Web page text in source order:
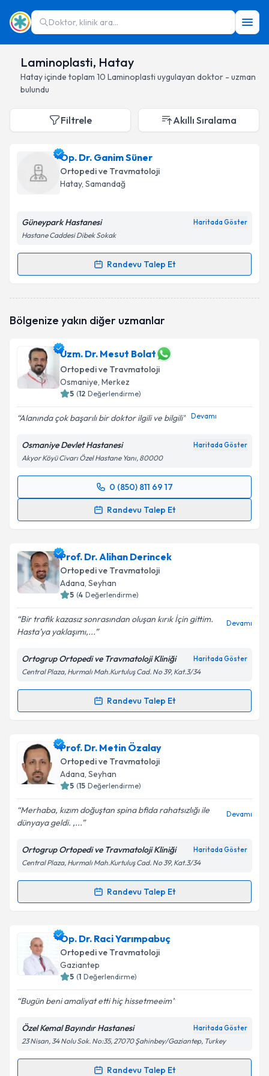
Doktor, klinik ara...
Laminoplasti, Hatay
Hatayiçinde toplam 10 Laminoplasti uygulayan doktor - uzman
bulundu
Filtrele Akıllı Sıralama
Op. Dr. Ganim Süner
Ortopedi ve Travmatoloji
Hatay, Samandağ
Güneypark Hastanesi Haritada Göster
Hastane Caddesi Dibek Sokak
Randevu Talep Et
Randevu Takvimi Talebi
oluşturun. Size bu uzmandan randevu almanız için bir
E-posta Adresiniz
Kişisel verilerimin işlenmesine ilişkinAydınlatma
kapsamda işlenmesini kabul ediyorum.
Takvim Talebini Gönder
Bölgenize yakın diğer uzmanlar
Uzm. Dr. Mesut Bolat
Ortopedi ve Travmatoloji
Osmaniye, Merkez
5 (12 Değerlendirme)
Alanında çok başarılı bir doktor ilgili ve bilgili Devamı
Osmaniye Devlet Hastanesi Haritada Göster
Akyor Köyü Civarı Özel Hastane Yanı, 80000
0 (850) 811 69 17
Randevu Talep Et
Randevu Takvimi Talebi
takvim hazırlandığında e-posta ile bilgilendireceğiz.
E-posta Adresiniz
Kişisel verilerimin işlenmesine ilişkin
kapsamda işlenmesini kabul ediyorum.
Takvim Talebini Gönder
Prof. Dr. Alihan Derincek
Ortopedi ve Travmatoloji
Adana, Seyhan
5 (4 Değerlendirme)
Bir trafik kazasız sonrasından oluşan kırık İçin gittim.
Hasta’ya yaklaşımı,...
Devamı
Ortogrup Ortopedi ve Travmatoloji Kliniği Haritada Göster
Central Plaza, Hurmalı Mah.Kurtuluş Cad. No 39, Kat.3/34
Randevu Talep Et
Randevu Takvimi Talebi
Prof. Dr. Alihan Derincekiçin randevu takvimi talebi
oluşturun. Size bu uzmandan randevu almanız için bir
takvim hazırlandığında e-posta ile bilgilendireceğiz.
Kişisel verilerimin işlenmesine ilişkin
Aydınlatma
Metni'ni okudum ve kişisel verilerimin belirtilen
kapsamda işlenmesini kabul ediyorum.
Prof. Dr. Metin Özalay
Ortopedi ve Travmatoloji
Adana, Seyhan
5 (15 Değerlendirme)
Merhaba, kızım doğuştan spina bfida rahatsızlığı ile
dünyaya geldi. ,...
Devamı
Ortogrup Ortopedi ve Travmatoloji Kliniği Haritada Göster
Central Plaza, Hurmalı Mah.Kurtuluş Cad. No 39, Kat.3/34
Randevu Talep Et
Randevu Takvimi Talebi
Prof. Dr. Metin Özalayiçin randevu takvimi talebi
oluşturun. Size bu uzmandan randevu almanız için bir
takvim hazırlandığında e-posta ile bilgilendireceğiz.
Kişisel verilerimin işlenmesine ilişkinAydınlatma
Metni'ni okudum ve kişisel verilerimin belirtilen
kapsamda işlenmesini kabul ediyorum.
Op. Dr. Raci Yarımpabuç
Ortopedi ve Travmatoloji
Gaziantep
5 (1 Değerlendirme)
Bugün beni amaliyat etti hiç hissetmeeim
Özel Kemal Bayındır Hastanesi Haritada Göster
23 Nisan, 34 Nolu Sok. No:35, 27070 Şahinbey/Gaziantep, Turkey
Randevu Talep Et